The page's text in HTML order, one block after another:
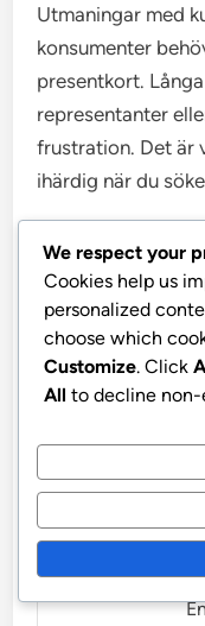
Utmaningar med
konsumenter
presentkort.
representanter
frustration. Det är
ihärdig när du
För att förbättra
samla all relevant
och köpuppgifter,
Denna
och leda till en
We respect your
Cookies help us
personalized
choose which
Customize. Click
All to decline non-